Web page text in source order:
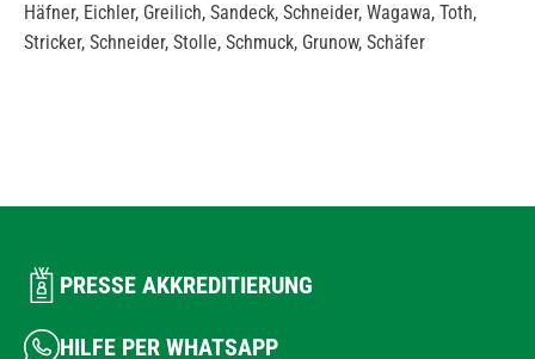
Häfner, Eichler, Greilich, Sandeck, Schneider, Wagawa, Toth,
Stricker, Schneider, Stolle, Schmuck, Grunow, Schäfer
PRESSE AKKREDITIERUNG
HILFE PER WHATSAPP